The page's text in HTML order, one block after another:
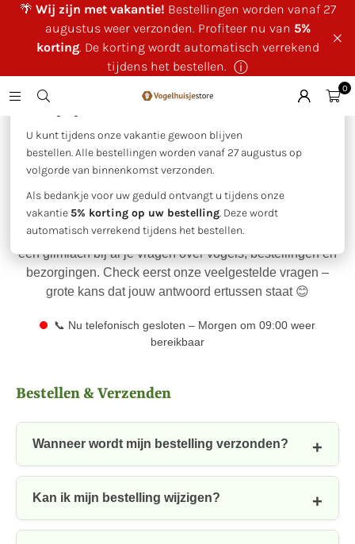
🌴 Wij zijn met vakantie! Bestellingen worden vanaf 27
augustus weer verzonden. Profiteer nu van 5%
korting. De korting wordt automatisch verrekend
tijdens het bestellen. ⓘ
×
U kunt tijdens onze vakantie gewoon blijven
bestellen. Alle bestellingen worden vanaf 27 augustus op
volgorde van binnenkomst verzonden.
Als bedankje voor uw geduld ontvangt u tijdens onze
vakantie5% korting op uw bestelling. Deze wordt
automatisch verrekend tijdens het bestellen.
0
🐦 Klantenservice
Vogelhuisjestore.nl
Welkom bij onze klantenservice! We helpen je graag met
een glimlach bij al je vragen over vogels, bestellingen en
bezorgingen. Check eerst onze veelgestelde vragen –
grote kans dat jouw antwoord ertussen staat 😊
📞 Nu telefonisch gesloten – Morgen om 09:00 weer
bereikbaar
Bestellen & Verzenden
Wanneer wordt mijn bestelling verzonden?
Kan ik mijn bestelling wijzigen?